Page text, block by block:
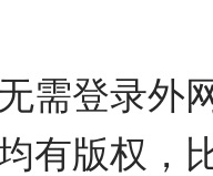
需登录外
有版权，